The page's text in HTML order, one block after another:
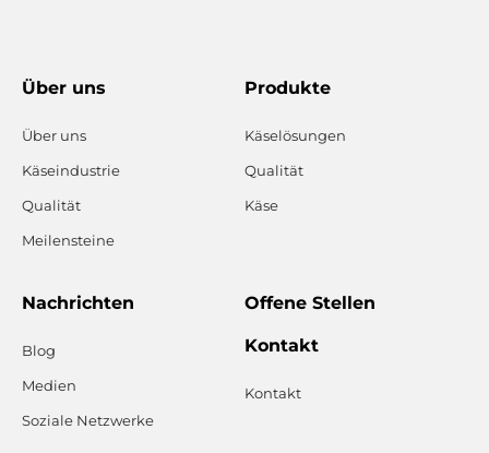
Über uns
Über uns
Käseindustrie
Qualität
Meilensteine
Produkte
Käselösungen
Qualität
Käse
Nachrichten
Blog
Medien
Soziale Netzwerke
Offene Stellen
Kontakt
Kontakt